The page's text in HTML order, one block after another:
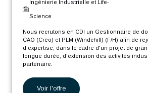
projet de grande envergure et longue
activités...
Voir l'offre
Gestionnaire de